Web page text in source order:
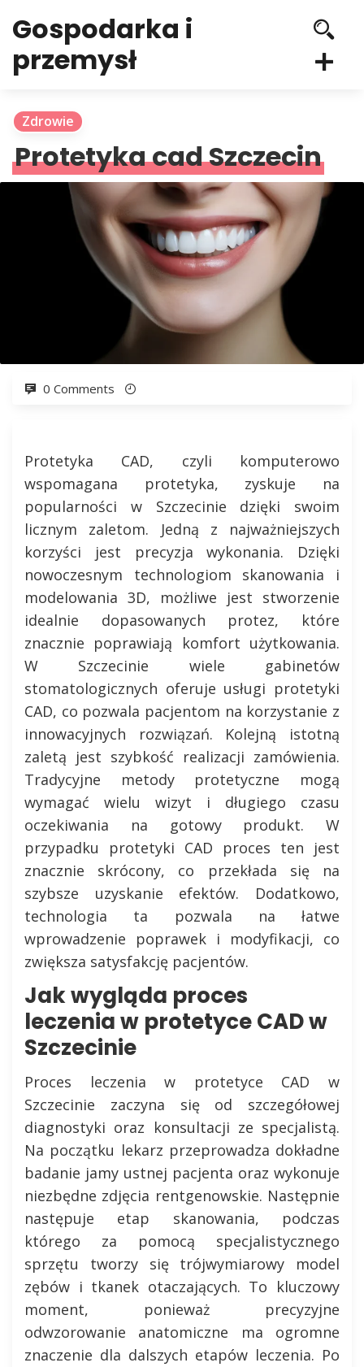
Gospodarka i
przemysł
Zdrowie
Protetyka cad Szczecin
0 Comments
Protetyka CAD, czyli komputerowo
wspomagana protetyka, zyskuje na
popularności w Szczecinie dzięki swoim
licznym zaletom. Jedną z najważniejszych
korzyści jest precyzja wykonania. Dzięki
nowoczesnym technologiom skanowania i
modelowania 3D, możliwe jest stworzenie
idealnie dopasowanych protez, które
znacznie poprawiają komfort użytkowania.
W Szczecinie wiele gabinetów
stomatologicznych oferuje usługi protetyki
CAD, co pozwala pacjentom na korzystanie z
innowacyjnych rozwiązań. Kolejną istotną
zaletą jest szybkość realizacji zamówienia.
Tradycyjne metody protetyczne mogą
wymagać wielu wizyt i długiego czasu
oczekiwania na gotowy produkt. W
przypadku protetyki CAD proces ten jest
znacznie skrócony, co przekłada się na
szybsze uzyskanie efektów. Dodatkowo,
technologia ta pozwala na łatwe
wprowadzenie poprawek i modyfikacji, co
zwiększa satysfakcję pacjentów.
Jak wygląda proces
leczenia w protetyce CAD w
Szczecinie
Proces leczenia w protetyce CAD w
Szczecinie zaczyna się od szczegółowej
diagnostyki oraz konsultacji ze specjalistą.
Na początku lekarz przeprowadza dokładne
badanie jamy ustnej pacjenta oraz wykonuje
niezbędne zdjęcia rentgenowskie. Następnie
następuje etap skanowania, podczas
którego za pomocą specjalistycznego
sprzętu tworzy się trójwymiarowy model
zębów i tkanek otaczających. To kluczowy
moment, ponieważ precyzyjne
odwzorowanie anatomiczne ma ogromne
znaczenie dla dalszych etapów leczenia. Po